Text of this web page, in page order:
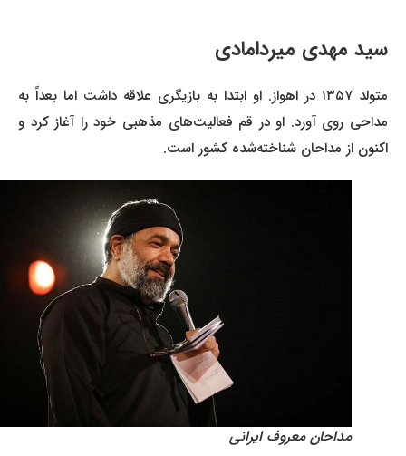
سید مهدی میردامادی
متولد ۱۳۵۷ در اهواز. او ابتدا به بازیگری علاقه داشت اما بعداً به
مداحی روی آورد. او در قم فعالیت‌های مذهبی خود را آغاز کرد و
اکنون از مداحان شناخته‌شده کشور است.
مداحان معروف ایرانی